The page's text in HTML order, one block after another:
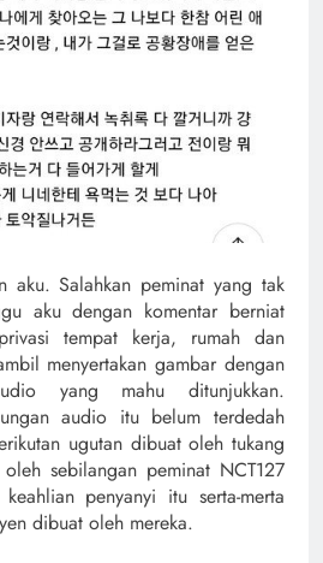
aku. Salahkan peminat yang tak
aku dengan komentar berniat
tempat kerja, rumah dan
menyertakan gambar dengan
yang mahu ditunjukkan.
audio itu belum terdedah
ugutan dibuat oleh tukang
sebilangan peminat NCT127
penyanyi itu serta-merta
dibuat oleh mereka.